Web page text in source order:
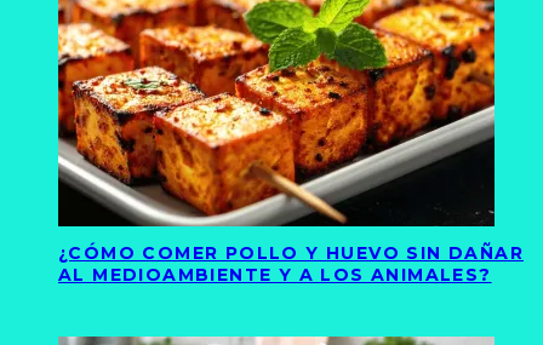
¿CÓMO COMER POLLO Y HUEVO SIN DAÑAR
AL MEDIOAMBIENTE Y A LOS ANIMALES?